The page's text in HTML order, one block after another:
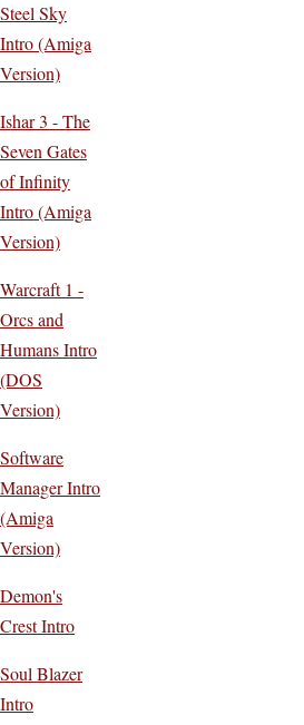
Steel Sky
Intro (Amiga
Version)
Ishar 3 - The
Seven Gates
of Infinity
Intro (Amiga
Version)
Warcraft 1 -
Orcs and
Humans Intro
(DOS
Version)
Software
Manager Intro
(Amiga
Version)
Demon's
Crest Intro
Soul Blazer
Intro